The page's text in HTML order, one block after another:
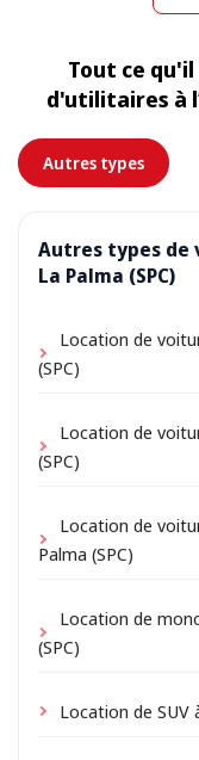
exact est affiché
endroit à la fin de
en charge lors de
de petits frais de
toujours indiqués à
Tout ce
d'utilitaires à
Autres types
Autres types de
La Palma (SPC)
Location de
(SPC)
Location de
(SPC)
Location de
Palma (SPC)
Location de
(SPC)
Location de SUV